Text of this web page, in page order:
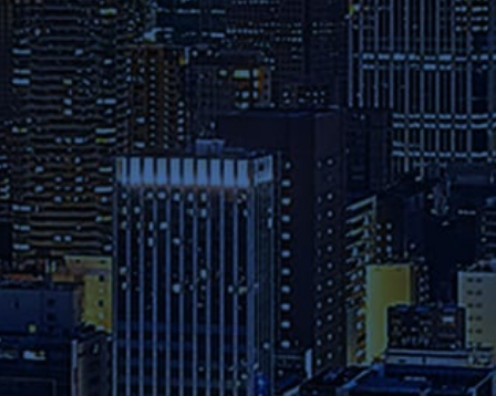
門性と実践力を高める。
募集要項
本学へのご出願を検討されてい
る方は、お早めに出願期間・試
験日程・提出書類・納入金など
の詳細をご確認ください。
資料請求